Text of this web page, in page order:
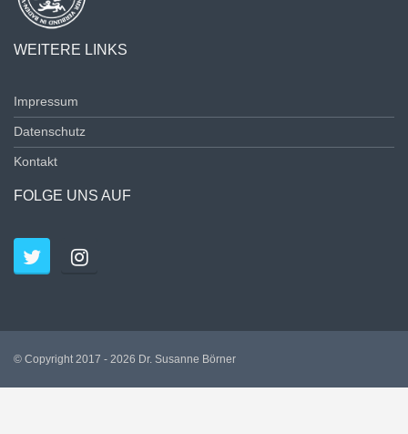
WEITERE LINKS
Impressum
Datenschutz
Kontakt
FOLGE UNS AUF
© Copyright 2017 - 2026 Dr. Susanne Börner